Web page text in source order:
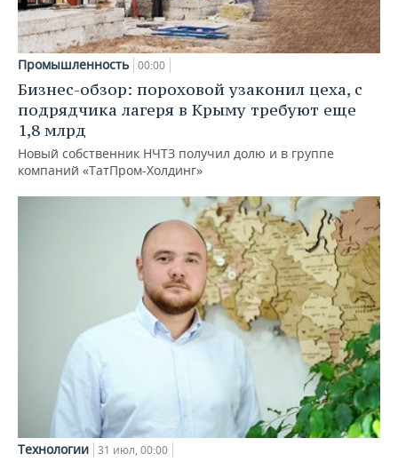
Промышленность 00:00
Бизнес-обзор: пороховой узаконил цеха, с
подрядчика лагеря в Крыму требуют еще
1,8 млрд
Новый собственник НЧТЗ получил долю и в группе
компаний «ТатПром-Холдинг»
Технологии 31 июл, 00:00